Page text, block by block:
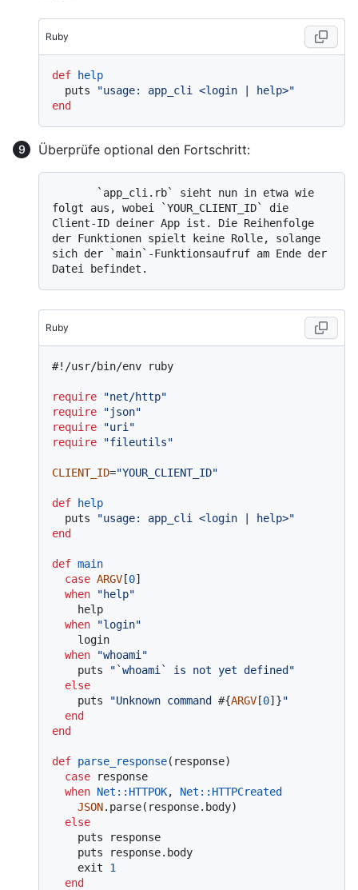
Ruby
def
help
  puts
"usage: app_cli <login | help>"
end
Überprüfe optional den Fortschritt:
folgt aus, wobei `YOUR_CLIENT_ID` die
Client-ID deiner App ist. Die Reihenfolge
der Funktionen spielt keine Rolle, solange
sich der `main`-Funktionsaufruf am Ende der
Ruby
#!/usr/bin/env ruby
require
"net/http"
require
"json"
require
"uri"
require
"fileutils"
CLIENT_ID="YOUR_CLIENT_ID"
def
help
  puts
"usage: app_cli <login | help>"
end
def main
case ARGV [0]
when
"help"
when
"login"
when
"whoami"
    puts
"`whoami` is not yet defined"
else
    puts
"Unknown command #{ARGV [0]}"
end
end
def parse_response( response)
case response
when Net : :HTTPOK, Net : :HTTPCreated
JSON.parse(response.body)
else
    exit
1
end